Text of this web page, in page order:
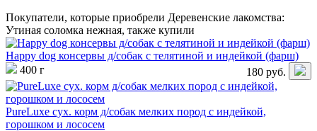
Покупатели, которые приобрели Деревенские лакомства:
Утиная соломка нежная, также купили
Happy dog консервы д/собак с телятиной и индейкой (фарш)
400 г
180 руб.
PureLuxe сух. корм д/собак мелких пород с индейкой,
горошком и лососем